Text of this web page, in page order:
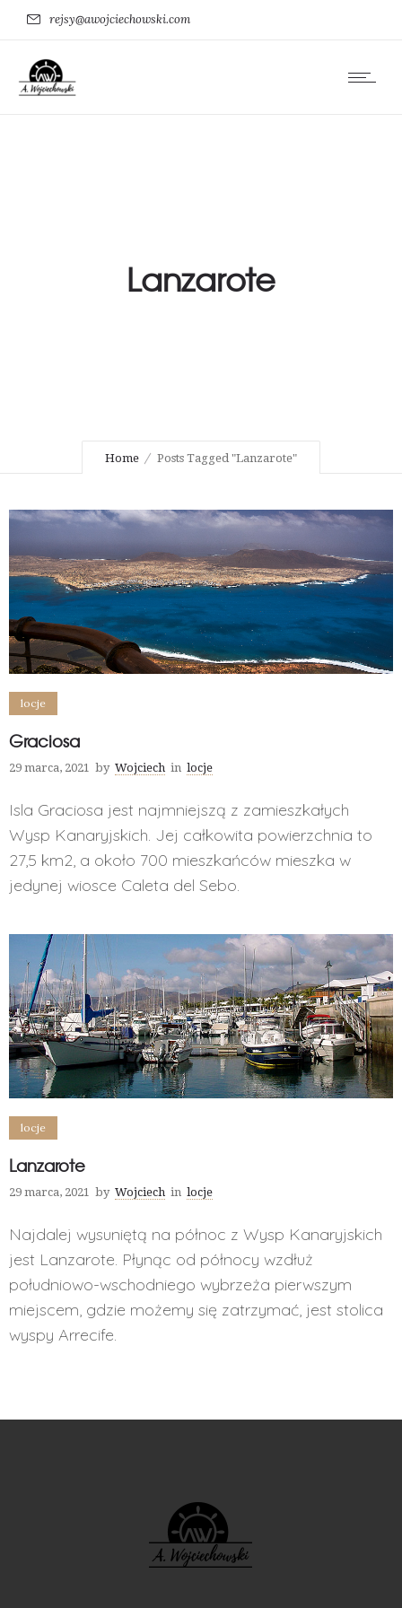
rejsy@awojciechowski.com
Lanzarote
Home Posts Tagged "Lanzarote"
locje
Graciosa
29 marca, 2021 by Wojciech in locje
Isla Graciosa jest najmniejszą z zamieszkałych
Wysp Kanaryjskich. Jej całkowita powierzchnia to
27,5 km2, a około 700 mieszkańców mieszka w
jedynej wiosce Caleta del Sebo.
locje
Lanzarote
29 marca, 2021 by Wojciech in locje
Najdalej wysuniętą na północ z Wysp Kanaryjskich
jest Lanzarote. Płynąc od północy wzdłuż
południowo-wschodniego wybrzeża pierwszym
miejscem, gdzie możemy się zatrzymać, jest stolica
wyspy Arrecife.